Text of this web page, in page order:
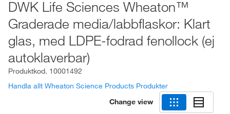
DWK Life Sciences Wheaton™
Graderade media/labbflaskor: Klart
glas, med LDPE-fodrad fenollock (ej
autoklaverbar)
Produktkod. 10001492
Handla allt Wheaton Science Products Produkter
Change view